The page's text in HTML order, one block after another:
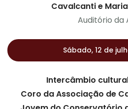
Cavalcanti e
Auditório da
Sábado, 12 de
Intercâmbio
Coro da Associação de